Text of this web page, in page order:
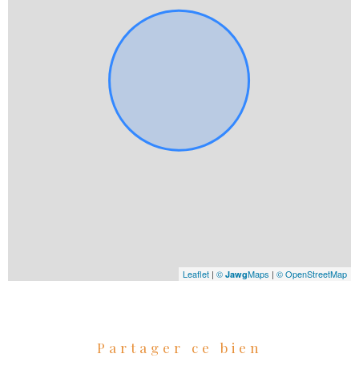
Leaflet | © JawgMaps | © OpenStreetMap
Partager ce bien